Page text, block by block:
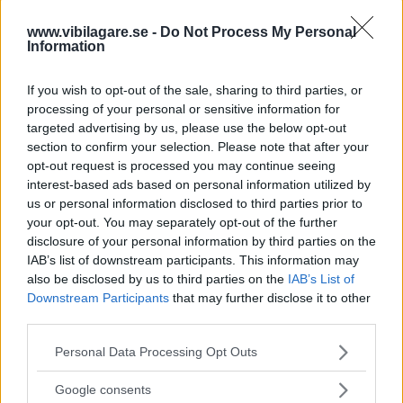
www.vibilagare.se - Do Not Process My Personal
Information
If you wish to opt-out of the sale, sharing to third parties, or
processing of your personal or sensitive information for
targeted advertising by us, please use the below opt-out
section to confirm your selection. Please note that after your
opt-out request is processed you may continue seeing
interest-based ads based on personal information utilized by
us or personal information disclosed to third parties prior to
your opt-out. You may separately opt-out of the further
disclosure of your personal information by third parties on the
IAB’s list of downstream participants. This information may
also be disclosed by us to third parties on the IAB’s List of
Downstream Participants that may further disclose it to other
Please note that this website/app uses one or more Google
not limited to your visit or usage behaviour. You may click to
Personal Data Processing Opt Outs
Google consents
– två gånger
REPORTAGE 23 juli 2020 Sebastian Colakoff trodde att han
köpt drömbilen – men den nästan nya Mustangen visade
sig vara krockad. Handlaren hävde köpet men snart såldes
bilen igen – och inte heller den andra köparen fick reda på
krockskadan.
0 kommentarer Gasa (4) Bromsa (2)
Utbredd rost redan
efter 6 000 mil: ”Nu blir
det ingen mer Ford”
REPORTAGE
Vi Bilägares rostangripna Mondeo